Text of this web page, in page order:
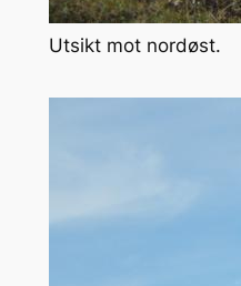
Utsikt mot nordøst.